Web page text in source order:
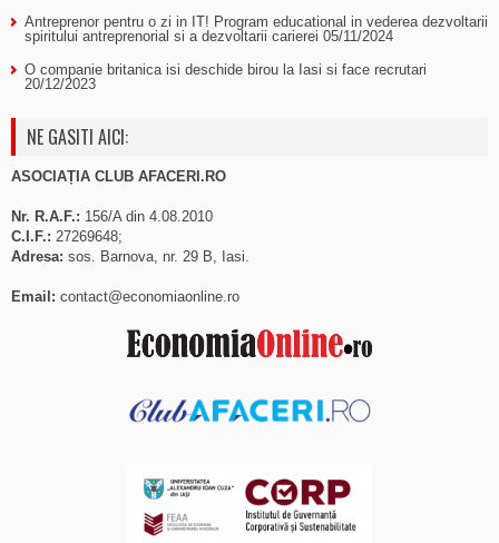
Antreprenor pentru o zi in IT! Program educational in vederea dezvoltarii
spiritului antreprenorial si a dezvoltarii carierei 05/11/2024
O companie britanica isi deschide birou la Iasi si face recrutari
20/12/2023
NE GASITI AICI:
ASOCIAȚIA CLUB AFACERI.RO
Nr. R.A.F.: 156/A din 4.08.2010
C.I.F.: 27269648;
Adresa: sos. Barnova, nr. 29 B, Iasi.
Email: contact@economiaonline.ro